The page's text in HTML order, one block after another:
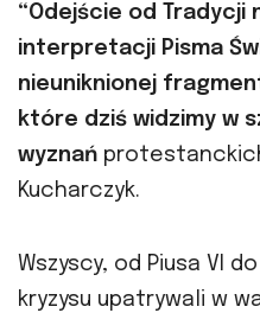
“Odejście od Tradycji
interpretacji Pisma
nieuniknionej
które dziś widzimy w
wyznań
Kucharczyk.
Wszyscy, od Piusa VI
kryzysu upatrywali w